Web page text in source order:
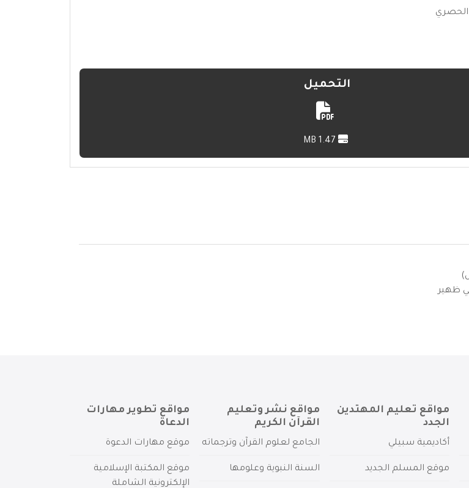
التحميل
ظهير
مواقع تعليم المهتدين
الجدد
أكاديمية سبيلي
موقع المسلم الجديد
مواقع نشر وتعليم
القرآن الكريم
الجامع لعلوم القرآن وترجماته
السنة النبوية وعلومها
مواقع تطوير مهارات
الدعاة
موقع مهارات الدعوة
موقع المكتبة الإسلامية
الإلكترونية الشاملة